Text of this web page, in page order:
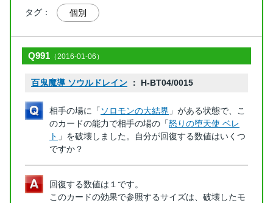
タグ： 個別
Q991 （2016-01-06）
百鬼魔導 ソウルドレイン ： H-BT04/0015
相手の場に「 ソロモンの大結界 」がある状態で、こ
のカードの能力で相手の場の「怒りの堕天使 ベレ
ト 」を破壊しました。自分が回復する数値はいくつ
ですか？
回復する数値は１です。
このカードの効果で参照するサイズは、破壊したモ